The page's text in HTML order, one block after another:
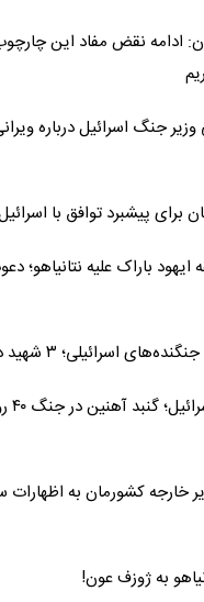
ادامه نقض مفاد این
وزیر جنگ اسرائیل درباره
برای پیشبرد توافق با
باراک علیه نتانیاهو؛
اسرائیلی؛ ۳ شهید در جنوب لبنان
خارجه کشورمان به اظهارات
به ژوزف عون!